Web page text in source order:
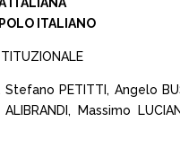
ITALIANO
PETITTI, Angelo
Massimo